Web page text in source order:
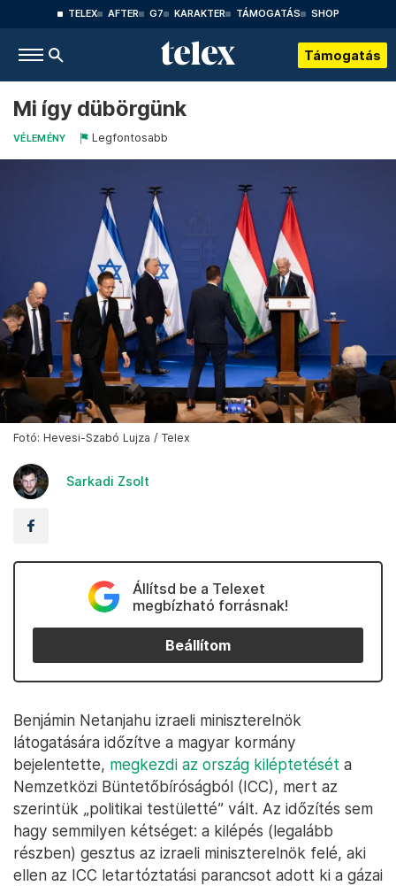
TELEX AFTER G7 KARAKTER TÁMOGATÁS SHOP
Támogatás
Mi így dübörgünk
VÉLEMÉNY Legfontosabb
Fotó: Hevesi-Szabó Lujza / Telex
Sarkadi Zsolt
Állítsd be a Telexet
megbízható forrásnak!
Beállítom
Benjámin Netanjahu izraeli miniszterelnök
látogatására időzítve a magyar kormány
bejelentette, megkezdi az ország kiléptetését a
Nemzetközi Büntetőbíróságból (ICC), mert az
szerintük „politikai testületté” vált. Az időzítés sem
hagy semmilyen kétséget: a kilépés (legalább
részben) gesztus az izraeli miniszterelnök felé, aki
ellen az ICC letartóztatási parancsot adott ki a gázai